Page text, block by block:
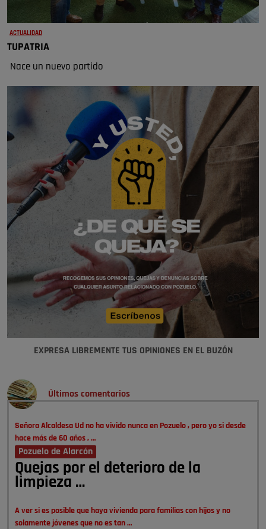
ACTUALIDAD
TUPATRIA
Nace un nuevo partido
EXPRESA LIBREMENTE TUS OPINIONES EN EL BUZÓN
Últimos comentarios
Señora Alcaldesa Ud no ha vivido nunca en Pozuelo , pero yo si desde
hace más de 60 años , …
Pozuelo de Alarcón
Quejas por el deterioro de la
limpieza …
A ver si es posible que haya vivienda para familias con hijos y no
solamente jóvenes que no es tan …